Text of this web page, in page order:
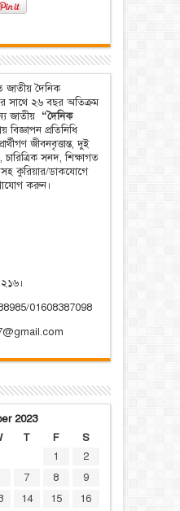
জাতীয় দৈনিক
সাথে ২৬ বছর অতিক্রম
জাতীয় “দৈনিক
বিজ্ঞাপন প্রতিনিধি
জীবনবৃত্তান্ত, দুই
সনদ, শিক্ষাগত
কুরিয়ার/ডাকযোগে
করুন।
01608387098
2023
T F
S
1
2
7 8
9
14 15
16